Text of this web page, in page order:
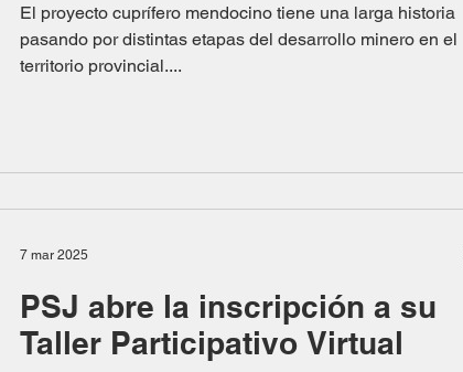
El proyecto cuprífero mendocino tiene una larga historia
pasando por distintas etapas del desarrollo minero en el
territorio provincial....
PSJ abre la inscripción a su
Taller Participativo Virtual
7 mar 2025